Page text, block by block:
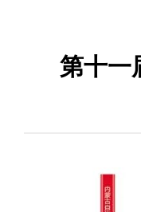
第十一